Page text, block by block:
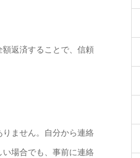
返済することで、信頼
ません。自分から連絡
場合でも、事前に連絡